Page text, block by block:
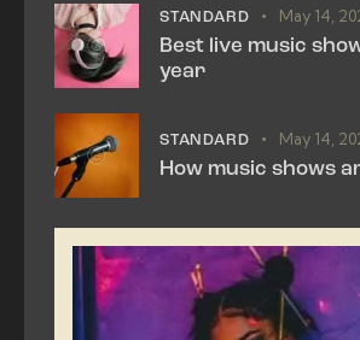
STANDARD May 14,
Best live music
year
STANDARD May 14,
How music shows